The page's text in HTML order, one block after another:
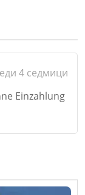
4 седмици
Einzahlung